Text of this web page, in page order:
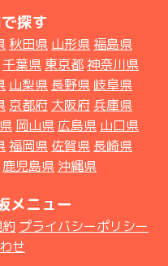
探す
秋田県 山形県福島県
千葉県 東京都神奈川県
山梨県 長野県 岐阜県
京都府 大阪府 兵庫県
岡山県 広島県 山口県
福岡県 佐賀県 長崎県
鹿児島県 沖縄県
メニュー
プライバシーポリシー
せ